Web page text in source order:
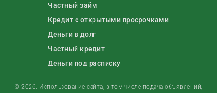
Частный займ
Кредит с открытыми просрочками
Деньги в долг
Частный кредит
Деньги под расписку
© 2026. Использование сайта, в том числе подача объявлений,